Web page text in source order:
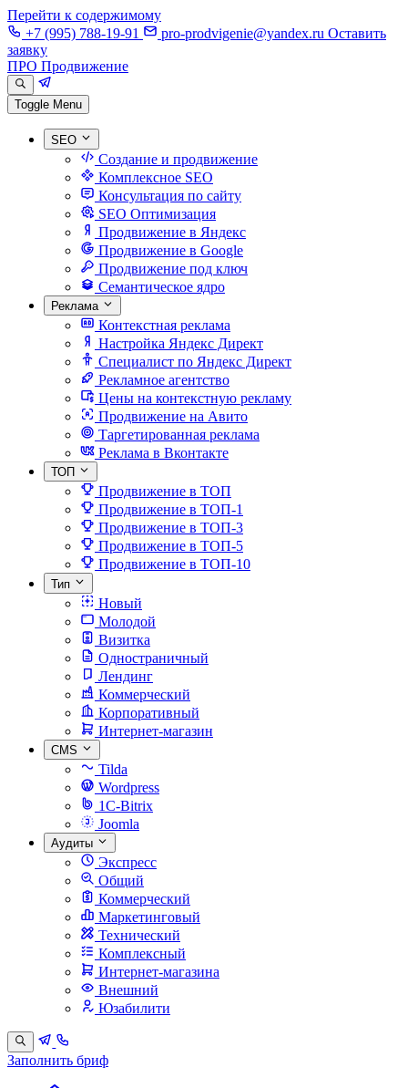
Перейти к содержимому
+7 (995) 788-19-91
pro-prodvigenie@yandex.ru Оставить
заявку
ПРО Продвижение
Toggle Menu
SEO
Создание и продвижение
Комплексное SEO
Консультация по сайту
SEO Оптимизация
Продвижение в Яндекс
Продвижение в Google
Продвижение под ключ
Семантическое ядро
Реклама
Контекстная реклама
Настройка Яндекс Директ
Специалист по Яндекс Директ
Рекламное агентство
Цены на контекстную рекламу
Продвижение на Авито
Таргетированная реклама
Реклама в Вконтакте
ТОП
Продвижение в ТОП
Продвижение в ТОП-1
Продвижение в ТОП-3
Продвижение в ТОП-5
Продвижение в ТОП-10
Тип
Новый
Молодой
Визитка
Одностраничный
Лендинг
Коммерческий
Корпоративный
Интернет-магазин
CMS
Tilda
Wordpress
1C-Bitrix
Joomla
Аудиты
Экспресс
Общий
Коммерческий
Маркетинговый
Технический
Комплексный
Интернет-магазина
Внешний
Юзабилити
Заполнить бриф